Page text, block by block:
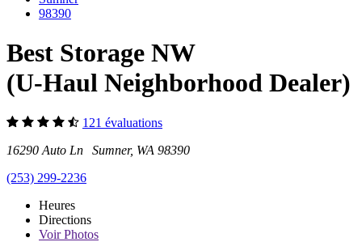
98390
Best Storage NW
(U-Haul Neighborhood Dealer)
121 évaluations
16290 Auto Ln Sumner, WA 98390
(253) 299-2236
Heures
Directions
VoirPhotos